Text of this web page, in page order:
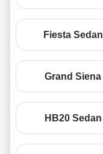
Fiesta Sedan
Grand Siena
HB20 Sedan